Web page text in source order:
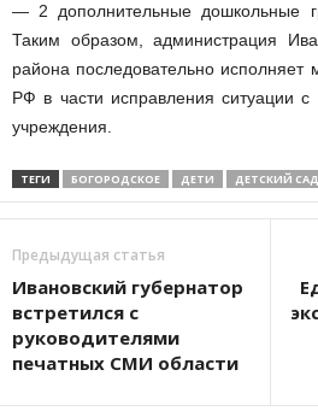
— 2 дополнительные дошкольные
Таким образом, администрация
района последовательно исполняет
РФ в части исправления ситуации
учреждения.
ТЕГИ БОГОРОДСКОЕ ДЕТИ ДЕТСКИЙ САД
Предыдущая статья
Ивановский губернатор
встретился с
руководителями
печатных СМИ области